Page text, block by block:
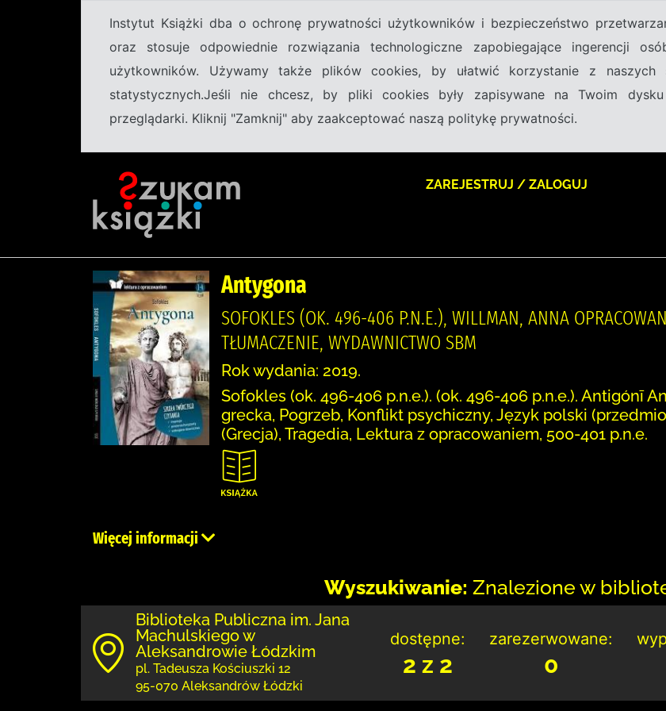
Instytut Książki dba o ochronę prywatności użytkowników i bezpieczeństwo
oraz stosuje odpowiednie rozwiązania technologiczne zapobiegające ingerencji
użytkowników. Używamy także plików cookies, by ułatwić korzystanie z
statystycznych.Jeśli nie chcesz, by pliki cookies były zapisywane na Twoim
przeglądarki. Kliknij "Zamknij" aby zaakceptować naszą politykę prywatności.
ZAREJESTRUJ / ZALOGUJ
Antygona
SOFOKLES (OK. 496-406 P.N.E.), WILLMAN, ANNA
TŁUMACZENIE, WYDAWNICTWO SBM
Rok wydania: 2019.
Sofokles (ok. 496-406 p.n.e.). (ok. 496-406 p.n.e.). Antigónī
grecka, Pogrzeb, Konflikt psychiczny, Język polski
(Grecja), Tragedia, Lektura z opracowaniem, 500-401 p.n.e.
Więcej informacji
Wyszukiwanie: Znalezione w
Biblioteka Publiczna im. Jana
Machulskiego w
Aleksandrowie Łódzkim
pl. Tadeusza Kościuszki 12
95-070 Aleksandrów Łódzki
dostępne:
2 z 2
zarezerwowane:
0